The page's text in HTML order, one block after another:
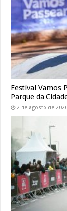
Festival Vamos
Parque da
2 de agosto de 2026